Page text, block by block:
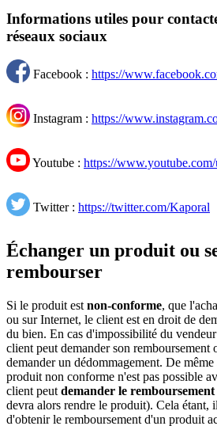
Informations utiles pour
réseaux sociaux
Facebook : https://
Instagram : https://
Youtube : https://www.youtube.com/
Twitter : https://twitter.com/Kaporal
Échanger un produit ou
rembourser
Si le produit est non-conforme, que
ou sur Internet, le client est en droit de
du bien. En cas d'impossibilité du
client peut demander son remboursement
demander un dédommagement. De
produit non conforme n'est pas possible
client peut demander le remboursement
devra alors rendre le produit). Cela étant,
d'obtenir le remboursement d'un produit